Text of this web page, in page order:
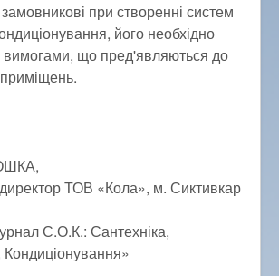
при створенні систем
його необхідно
вимогами, що пред'являються до
ТОВ «Кола», м. Сиктивкар
С.О.К.: Сантехніка,